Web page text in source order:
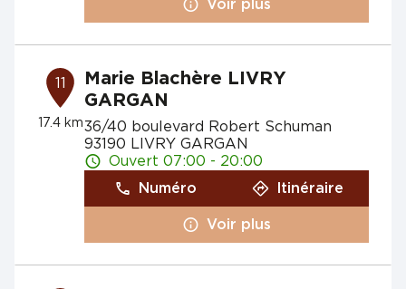
Voir plus
11
17.4 km
Marie Blachère LIVRY
GARGAN
36/40 boulevard Robert Schuman
93190 LIVRY GARGAN
Ouvert 07:00 - 20:00
Numéro
Itinéraire
Voir plus